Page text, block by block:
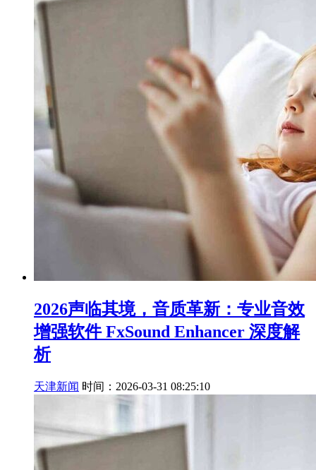
2026声临其境，音质革新：专业音效
增强软件 FxSound Enhancer 深度解
析
天津新闻 时间：2026-03-31 08:25:10